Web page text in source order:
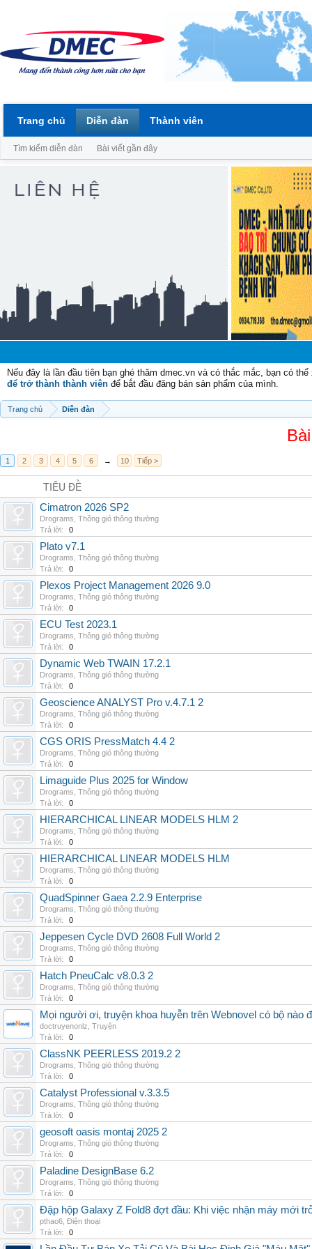
Nếu đây là lần đầu tiên bạn ghé thăm dmec.vn và có thắc mắc, bạn có
để trở thành thành viên để bắt đầu đăng bán sản phẩm của mình.
Trang chủ Diễn đàn
1 2 3 4 5 6 → 10 Tiếp >
TIÊU ĐỀ
Cimatron 2026 SP2
Drograms Thông gió thông thường
Trả lời:
0
Plato v7.1
Drograms Thông gió thông thường
Trả lời:
0
Plexos Project Management 2026 9.0
Drograms Thông gió thông thường
Trả lời:
0
ECU Test 2023.1
Drograms Thông gió thông thường
Trả lời:
0
Dynamic Web TWAIN 17.2.1
Drograms Thông gió thông thường
Trả lời:
0
Geoscience ANALYST Pro v.4.7.1 2
Drograms Thông gió thông thường
Trả lời:
0
CGS ORIS PressMatch 4.4 2
Drograms Thông gió thông thường
Trả lời:
0
Limaguide Plus 2025 for Window
Drograms Thông gió thông thường
Trả lời:
0
HIERARCHICAL LINEAR MODELS HLM 2
Drograms Thông gió thông thường
Trả lời:
0
HIERARCHICAL LINEAR MODELS HLM
Drograms Thông gió thông thường
Trả lời:
0
QuadSpinner Gaea 2.2.9 Enterprise
Drograms Thông gió thông thường
Trả lời:
0
Jeppesen Cycle DVD 2608 Full World 2
Drograms Thông gió thông thường
Trả lời:
0
Hatch PneuCalc v8.0.3 2
Drograms Thông gió thông thường
Trả lời:
0
Mọi người ơi, truyện khoa huyễn trên Webnovel có bộ nào
doctruyenonlz Truyện
Trả lời:
0
ClassNK PEERLESS 2019.2 2
Drograms Thông gió thông thường
Trả lời:
0
Catalyst Professional v.3.3.5
Drograms Thông gió thông thường
Trả lời:
0
geosoft oasis montaj 2025 2
Drograms Thông gió thông thường
Trả lời:
0
Paladine DesignBase 6.2
Drograms Thông gió thông thường
Trả lời:
0
Đập hộp Galaxy Z Fold8 đợt đầu: Khi việc nhận máy mới
pthao6 Điện thoại
Trả lời:
0
Trang chủ Diễn đàn
Tìm kiếm diễn đàn Bài viết gần đây
Thành viên